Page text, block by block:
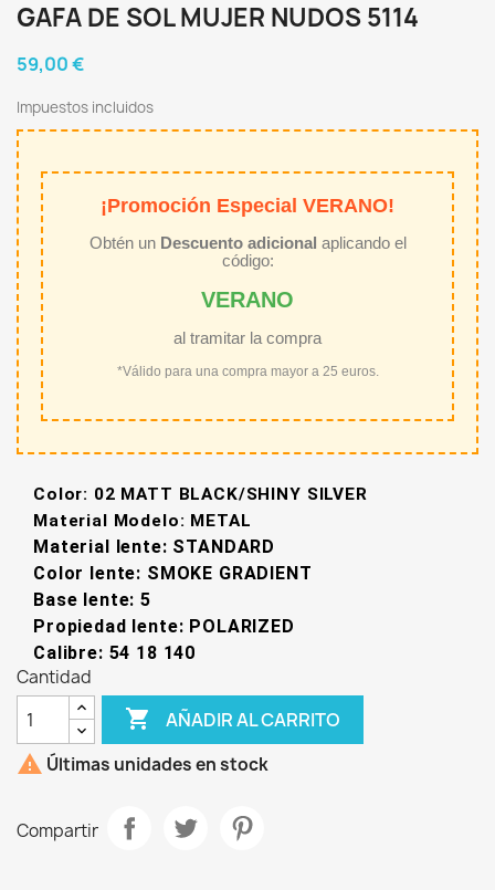
GAFA DE SOL MUJER NUDOS 5114
59,00 €
Impuestos incluidos
¡Promoción Especial VERANO!
Obtén un Descuento adicional aplicando el
código:
VERANO
al tramitar la compra
*Válido para una compra mayor a 25 euros.
Color: 02 MATT BLACK/SHINY SILVER
Material Modelo: METAL
Material lente: STANDARD
Color lente: SMOKE GRADIENT
Base lente: 5
Propiedad lente: POLARIZED
Calibre: 54 18 140
Cantidad
 AÑADIR AL CARRITO
 Últimas unidades en stock
Compartir